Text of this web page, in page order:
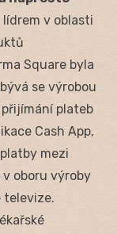
lídrem v oblasti
Square byla
se výrobou
plateb
Cash App,
mezi
oboru výroby
televize.